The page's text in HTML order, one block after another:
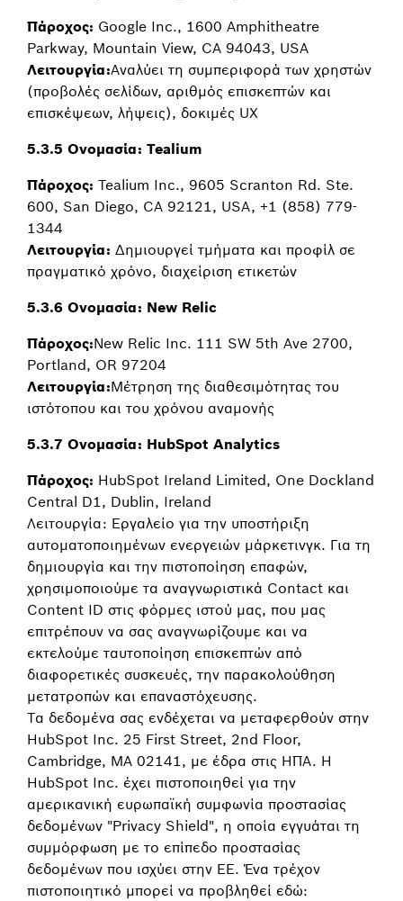
Πάροχος: Google Inc., 1600 Amphitheatre
Parkway, Mountain View, CA 94043, USA
Λειτουργία:Αναλύει τη συμπεριφορά των χρηστών
(προβολές σελίδων, αριθμός επισκεπτών και
επισκέψεων, λήψεις), δοκιμές UX
5.3.5 Ονομασία: Tealium
Πάροχος: Tealium Inc., 9605 Scranton Rd. Ste.
600, San Diego, CA 92121, USA, +1 (858) 779-
1344
Λειτουργία: Δημιουργεί τμήματα και προφίλ σε
πραγματικό χρόνο, διαχείριση ετικετών
5.3.6 Ονομασία: New Relic
Πάροχος:New Relic Inc. 111 SW 5th Ave 2700,
Portland, OR 97204
Λειτουργία:Μέτρηση της διαθεσιμότητας του
ιστότοπου και του χρόνου αναμονής
5.3.7 Ονομασία: HubSpot Analytics
Πάροχος: HubSpot Ireland Limited, One Dockland
Central D1, Dublin, Ireland
Λειτουργία: Εργαλείο για την υποστήριξη
αυτοματοποιημένων ενεργειών μάρκετινγκ. Για τη
δημιουργία και την πιστοποίηση επαφών,
χρησιμοποιούμε τα αναγνωριστικά Contact και
Content ID στις φόρμες ιστού μας, που μας
επιτρέπουν να σας αναγνωρίζουμε και να
εκτελούμε ταυτοποίηση επισκεπτών από
διαφορετικές συσκευές, την παρακολούθηση
μετατροπών και επαναστόχευσης.
Tα δεδομένα σας ενδέχεται να μεταφερθούν στην
HubSpot Inc. 25 First Street, 2nd Floor,
Cambridge, MA 02141, με έδρα στις ΗΠΑ. Η
HubSpot Inc. έχει πιστοποιηθεί για την
αμερικανική ευρωπαϊκή συμφωνία προστασίας
δεδομένων "Privacy Shield", η οποία εγγυάται τη
συμμόρφωση με το επίπεδο προστασίας
δεδομένων που ισχύει στην ΕΕ. Ένα τρέχον
πιστοποιητικό μπορεί να προβληθεί εδώ: